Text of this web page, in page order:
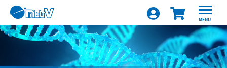
MENU